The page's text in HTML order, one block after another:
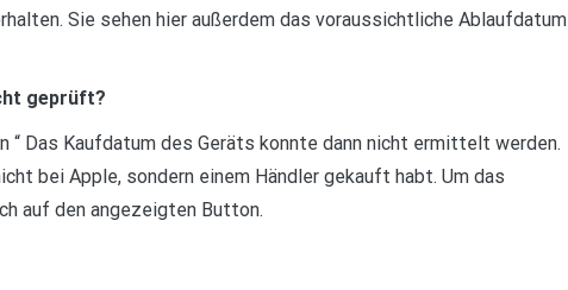
Sie sehen hier außerdem das voraussichtliche Ablaufdatum
geprüft?
“ Das Kaufdatum des Geräts konnte dann nicht ermittelt werden.
bei Apple, sondern einem Händler gekauft habt. Um das
auf den angezeigten Button.